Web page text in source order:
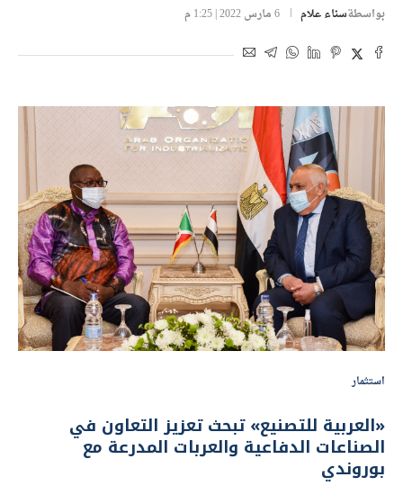
بواسطةسناء علام 6 مارس 2022 | 1:25 م
استثمار
«العربية للتصنيع» تبحث تعزيز التعاون في
الصناعات الدفاعية والعربات المدرعة مع
بوروندي